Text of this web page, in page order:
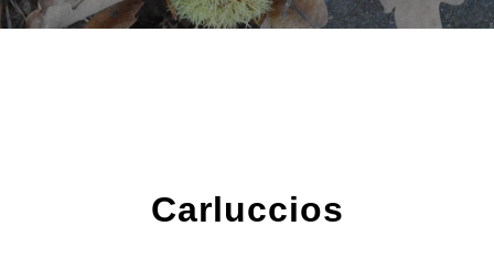
Carluccios